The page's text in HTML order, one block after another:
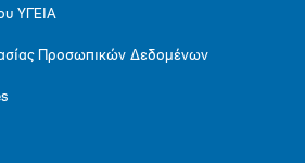
ΥΓΕΙΑ
Προσωπικών Δεδομένων